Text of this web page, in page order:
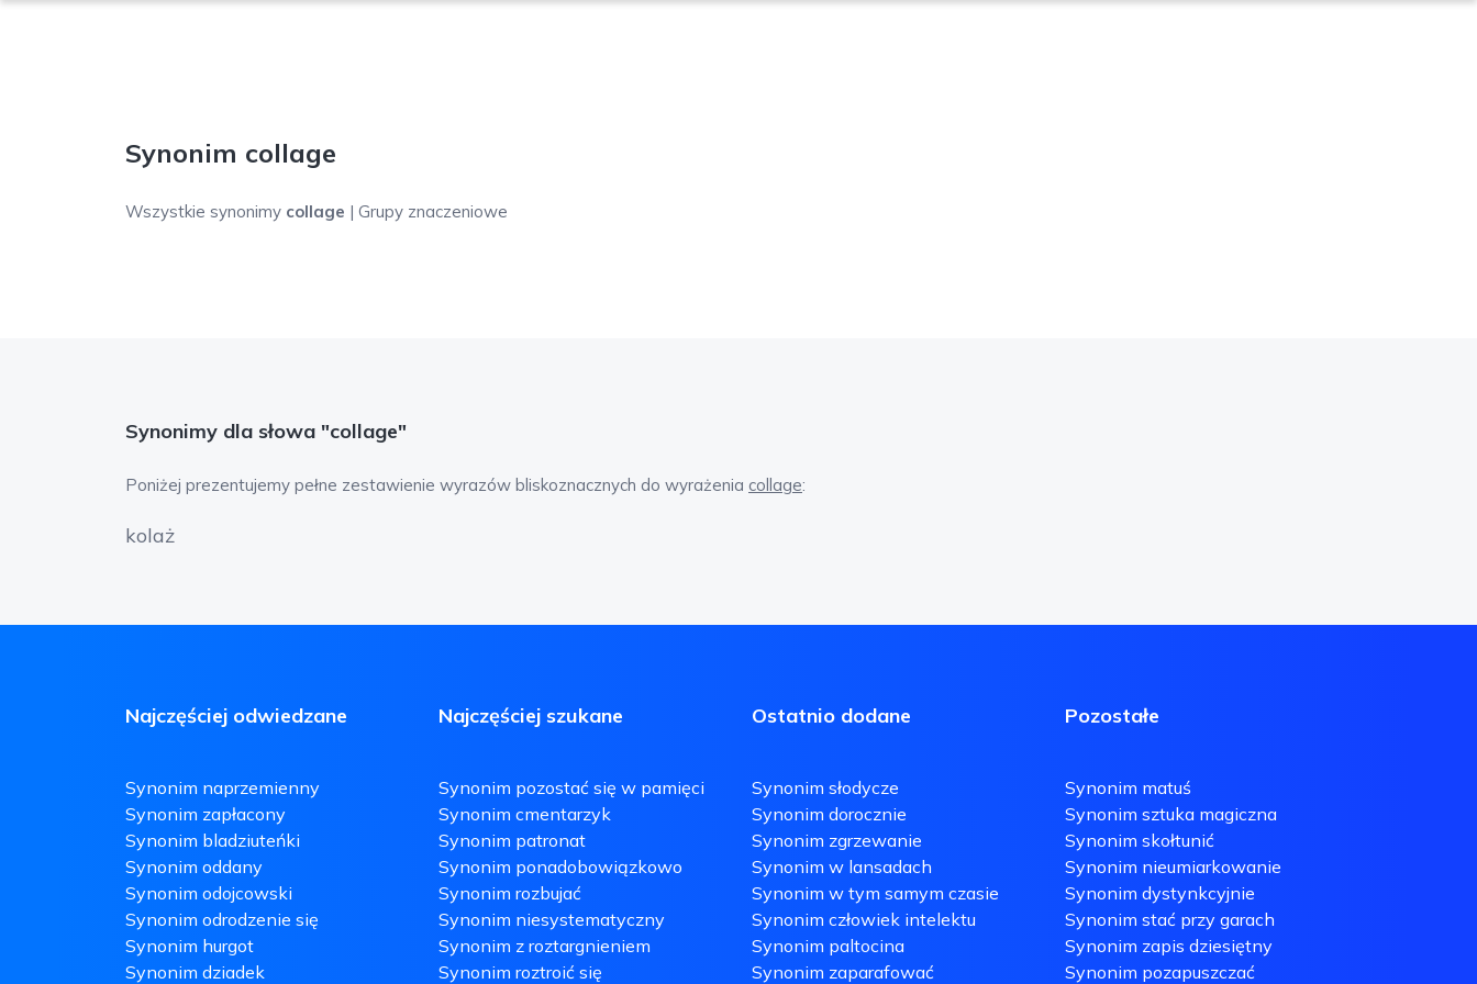
Synonim collage
Wszystkie synonimy collage | Grupy znaczeniowe
Synonimy dla słowa "collage"
Poniżej prezentujemy pełne zestawienie wyrazów bliskoznacznych do wyrażenia collage:
kolaż
Najczęściej odwiedzane
Synonim naprzemienny
Synonim zapłacony
Synonim bladziuteńki
Synonim oddany
Synonim odojcowski
Synonim odrodzenie się
Synonim hurgot
Synonim dziadek
Najczęściej szukane
Synonim pozostać się w pamięci
Synonim cmentarzyk
Synonim patronat
Synonim ponadobowiązkowo
Synonim rozbujać
Synonim niesystematyczny
Synonim z roztargnieniem
Synonim roztroić się
Ostatnio dodane
Synonim słodycze
Synonim dorocznie
Synonim zgrzewanie
Synonim w lansadach
Synonim w tym samym czasie
Synonim człowiek intelektu
Synonim paltocina
Synonim zaparafować
Pozostałe
Synonim matuś
Synonim sztuka magiczna
Synonim skołtunić
Synonim nieumiarkowanie
Synonim dystynkcyjnie
Synonim stać przy garach
Synonim zapis dziesiętny
Synonim pozapuszczać